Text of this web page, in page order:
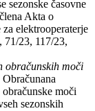
sezonske časovne
Akta o
elektrooperaterje
71/23, 117/23,
obračunskih moči
Obračunana
obračunske moči
sezonskih